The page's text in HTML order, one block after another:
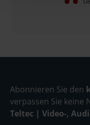
Abonnieren Sie den
verpassen Sie keine
Teltec | Video-,